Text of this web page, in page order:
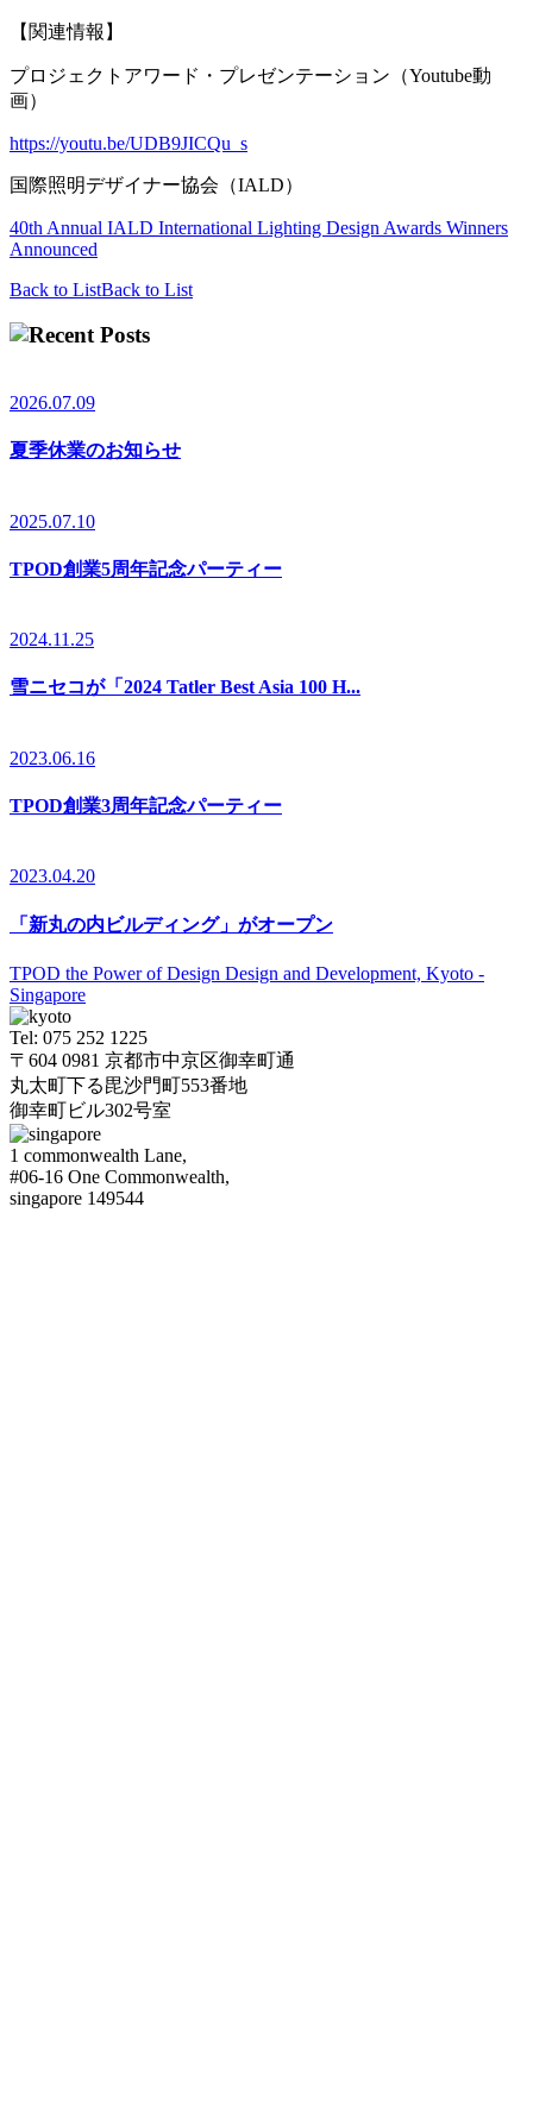
【関連情報】
プロジェクトアワード・プレゼンテーション（Youtube動
画）
https://youtu.be/UDB9JICQu_s
国際照明デザイナー協会（IALD）
40th Annual IALD International Lighting Design Awards Winners
Announced
Back to ListBack to List
2026.07.09
夏季休業のお知らせ
2025.07.10
TPOD創業5周年記念パーティー
2024.11.25
雪ニセコが「2024 Tatler Best Asia 100 H...
2023.06.16
TPOD創業3周年記念パーティー
2023.04.20
「新丸の内ビルディング」がオープン
TPOD the Power of Design Design and Development, Kyoto -
Singapore
Tel: 075 252 1225
〒604 0981 京都市中京区御幸町通
丸太町下る毘沙門町553番地
御幸町ビル302号室
1 commonwealth Lane,
#06-16 One Commonwealth,
singapore 149544